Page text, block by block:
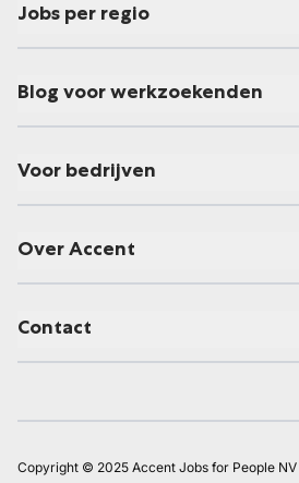
Jobs per regio
Blog voor werkzoekenden
Voor bedrijven
Over Accent
Contact
Copyright © 2025 Accent Jobs for People NV